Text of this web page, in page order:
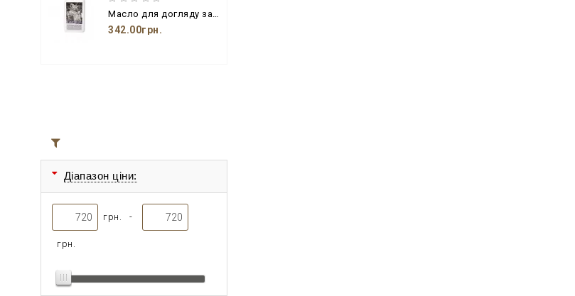
Масло для догляду за шкіряними виробами з бджолиним воском і пензлем
342.00грн.
Діапазон ціни:
грн. -
грн.